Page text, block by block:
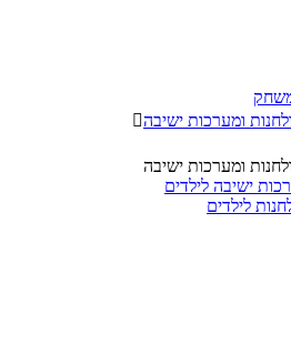
ומערכות ישיבה
ומערכות ישיבה
ישיבה לילדים
לילדים